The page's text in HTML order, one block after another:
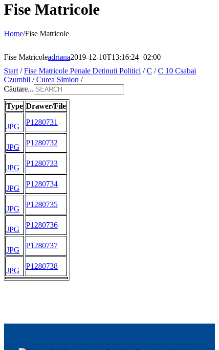
Fise Matricole
Home/Fise Matricole
Fise Matricoleadriana2019-12-10T13:16:24+02:00
Start /Fise Matricole Penale Detinuti Politici /C /C 10 Csabai
Czumbil /Curea Simion /
Căutare...
Type Drawer/File
JPG
P1280731
JPG
P1280732
JPG
P1280733
JPG
P1280734
JPG
P1280735
JPG
P1280736
JPG
P1280737
JPG
P1280738